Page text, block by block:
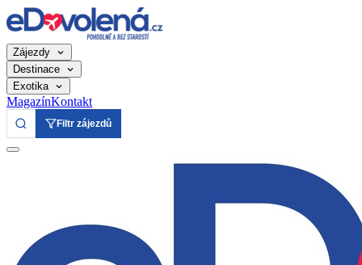
Zájezdy
Destinace
Exotika
MagazínKontakt
Filtr zájezdů